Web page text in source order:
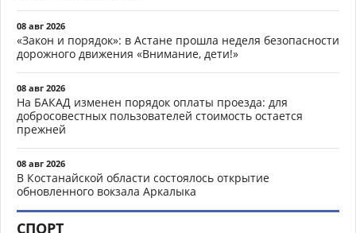
08 авг 2026
«Закон и порядок»: в Астане прошла неделя безопасности
дорожного движения «Внимание, дети!»
08 авг 2026
На БАКАД изменен порядок оплаты проезда: для
добросовестных пользователей стоимость остается
прежней
08 авг 2026
В Костанайской области состоялось открытие
обновленного вокзала Аркалыка
СПОРТ